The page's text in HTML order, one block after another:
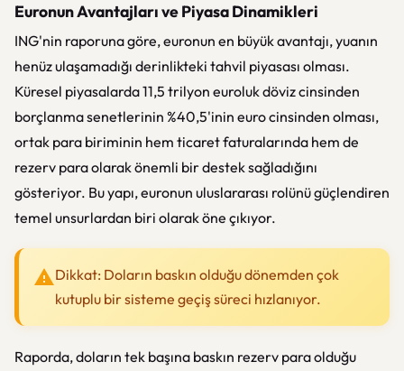
Euronun Avantajları ve Piyasa Dinamikleri
ING'nin raporuna göre, euronun en büyük avantajı, yuanın
henüz ulaşamadığı derinlikteki tahvil piyasası olması.
Küresel piyasalarda 11,5 trilyon euroluk döviz cinsinden
borçlanma senetlerinin %40,5'inin euro cinsinden olması,
ortak para biriminin hem ticaret faturalarında hem de
rezerv para olarak önemli bir destek sağladığını
gösteriyor. Bu yapı, euronun uluslararası rolünü güçlendiren
temel unsurlardan biri olarak öne çıkıyor.
Dikkat: Doların baskın olduğu dönemden çok
kutuplu bir sisteme geçiş süreci hızlanıyor.
Raporda, doların tek başına baskın rezerv para olduğu